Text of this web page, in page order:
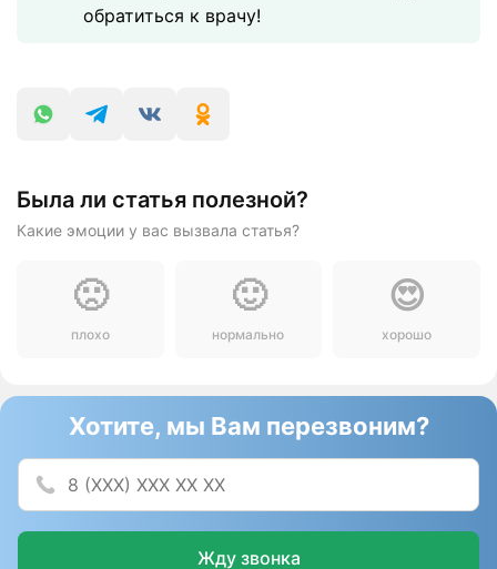
обратиться к врачу!
Была ли статья полезной?
Какие эмоции у вас вызвала статья?
🙁
плохо
🙂
нормально
😍
хорошо
Хотите, мы Вам перезвоним?
Жду звонка